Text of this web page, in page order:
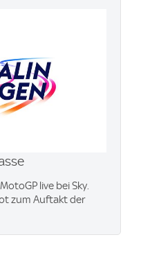
live bei Sky.
zum Auftakt der